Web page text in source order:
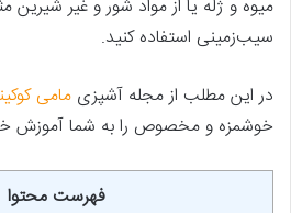
میوه و ژله یا از مواد شور و غیر شیرین
سیب‌زمینی استفاده کنید.
در این مطلب از مجله آشپزی مامی
خوشمزه و مخصوص را به شما آموزش
فهرست محتوا